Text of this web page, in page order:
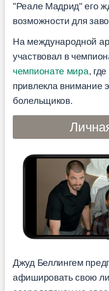
"Реале Мадрид" его
возможности для
На международной
участвовал в
чемпионате мира,
привлекла внимание
болельщиков.
Джуд Беллингем
афишировать свою